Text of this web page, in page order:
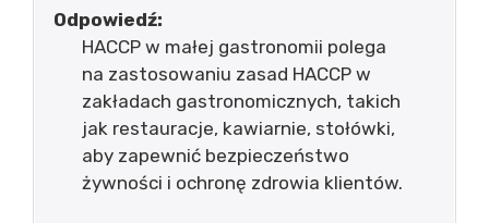
Odpowiedź:
HACCP w małej gastronomii polega
na zastosowaniu zasad HACCP w
zakładach gastronomicznych, takich
jak restauracje, kawiarnie, stołówki,
aby zapewnić bezpieczeństwo
żywności i ochronę zdrowia klientów.